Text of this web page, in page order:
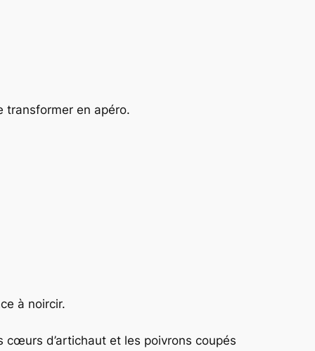
transformer en apéro.
à noircir.
cœurs d’artichaut et les poivrons coupés